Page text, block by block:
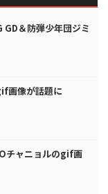
＆防弾少年団ジミ
画像が話題に
チャニョルのgif画